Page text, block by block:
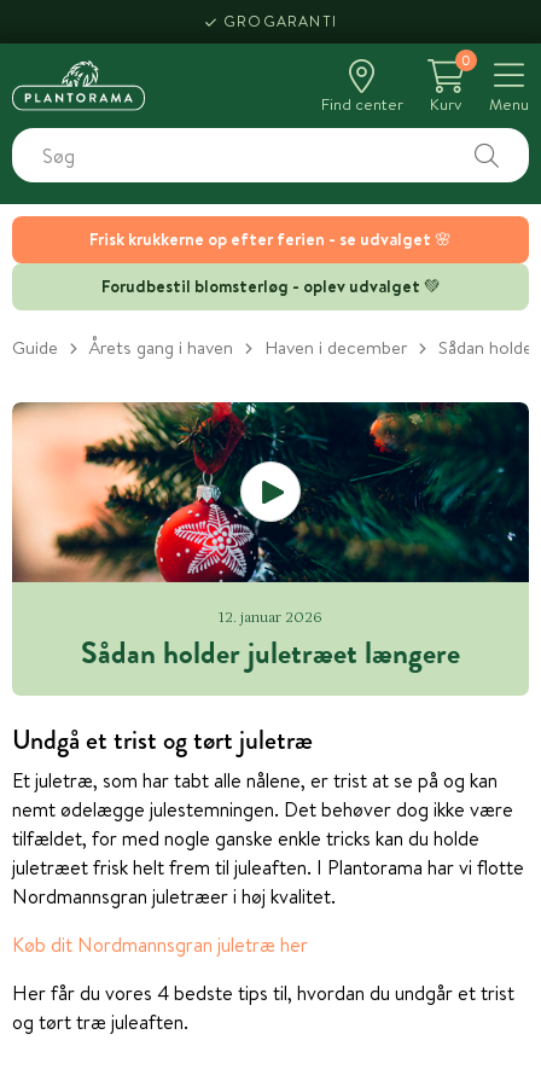
Frisk krukkerne op efter ferien - se udvalget 🌸
Forudbestil blomsterløg - oplev udvalget 💚
GROGARANTI
Find center
0
Kurv
Menu
Guide Årets gang i haven Haven i december Sådan
12. januar 2026
Sådan holder juletræet længere
Undgå et trist og tørt juletræ
Et juletræ, som har tabt alle nålene, er trist at se på og kan
nemt ødelægge julestemningen. Det behøver dog ikke være
tilfældet, for med nogle ganske enkle tricks kan du holde
juletræet frisk helt frem til juleaften. I Plantorama har vi flotte
Nordmannsgran juletræer i høj kvalitet.
Køb dit Nordmannsgran juletræ her
Her får du vores 4 bedste tips til, hvordan du undgår et trist
og tørt træ juleaften.